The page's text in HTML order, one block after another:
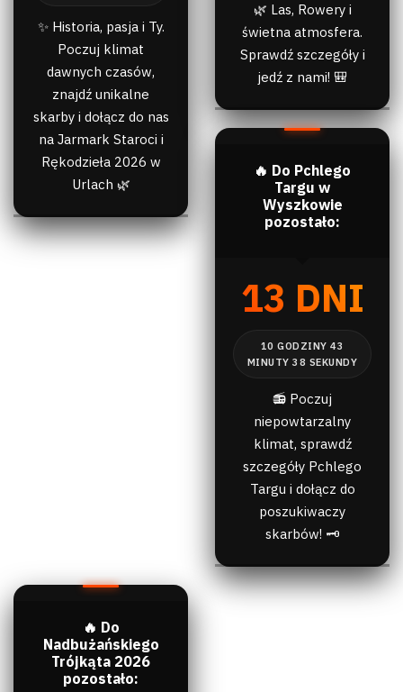
✨ Historia, pasja i Ty.
Poczuj klimat
dawnych czasów,
znajdź unikalne
skarby i dołącz do nas
na Jarmark Staroci i
Rękodzieła 2026 w
Urlach 🌿
🌿 Las, Rowery i
świetna atmosfera.
Sprawdź szczegóły i
jedź z nami! 🎒
🔥 Do Pchlego
Targu w
Wyszkowie
pozostało:
13 DNI
📻 Poczuj
niepowtarzalny
klimat, sprawdź
szczegóły Pchlego
Targu i dołącz do
poszukiwaczy
skarbów! 🗝️
🔥 Do
Nadbużańskiego
Trójkąta 2026
pozostało: